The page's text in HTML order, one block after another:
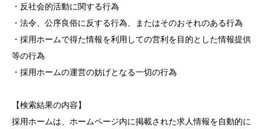
・反社会的活動に関する行為
・法令、公序良俗に反する行為、またはそのおそれのある行為
・採用ホームで得た情報を利用しての営利を目的とした情報提供
等の行為
・採用ホームの運営の妨げとなる一切の行為
【検索結果の内容】
採用ホームは、ホームページ内に掲載された求人情報を自動的に